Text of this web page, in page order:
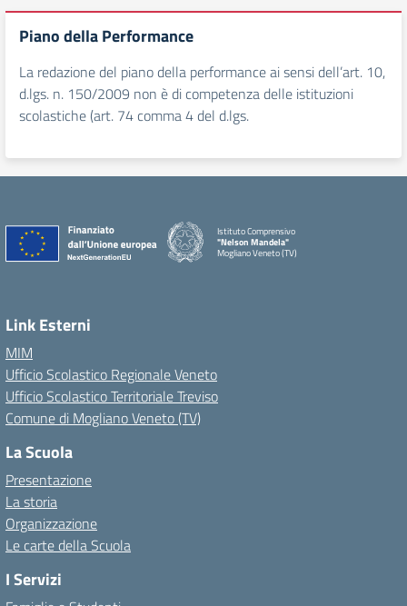
Piano della Performance
La redazione del piano della performance ai sensi dell’art. 10,
d.lgs. n. 150/2009 non è di competenza delle istituzioni
scolastiche (art. 74 comma 4 del d.lgs.
Istituto Comprensivo
"Nelson Mandela"
Mogliano Veneto (TV)
Link Esterni
MIM
Ufficio Scolastico Regionale Veneto
Ufficio Scolastico Territoriale Treviso
Comune di Mogliano Veneto (TV)
La Scuola
Presentazione
La storia
Organizzazione
Le carte della Scuola
I Servizi